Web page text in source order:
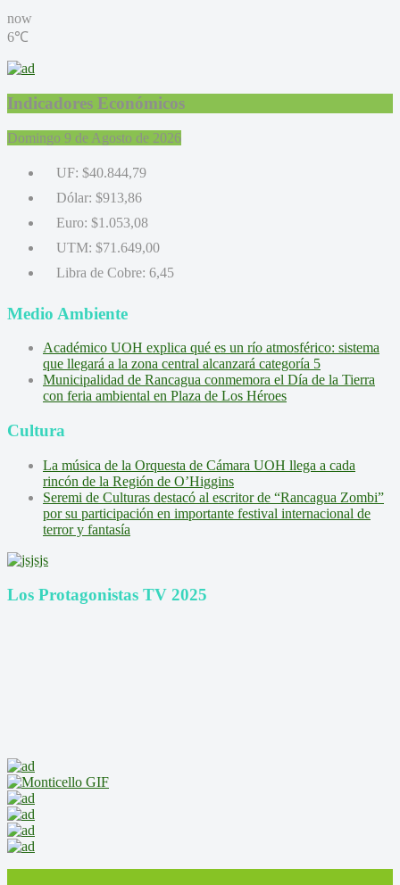
now
6℃
Indicadores Económicos
Domingo 9 de Agosto de 2026
UF: $40.844,79
Dólar: $913,86
Euro: $1.053,08
UTM: $71.649,00
Libra de Cobre: 6,45
Medio Ambiente
Académico UOH explica qué es un río atmosférico: sistema
que llegará a la zona central alcanzará categoría 5
Municipalidad de Rancagua conmemora el Día de la Tierra
con feria ambiental en Plaza de Los Héroes
Cultura
La música de la Orquesta de Cámara UOH llega a cada
rincón de la Región de O’Higgins
Seremi de Culturas destacó al escritor de “Rancagua Zombi”
por su participación en importante festival internacional de
terror y fantasía
Los Protagonistas TV 2025